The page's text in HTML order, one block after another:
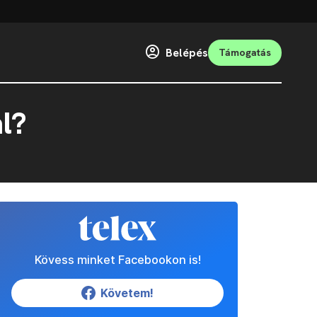
Belépés Támogatás
Kövess minket Facebookon is!
Követem!